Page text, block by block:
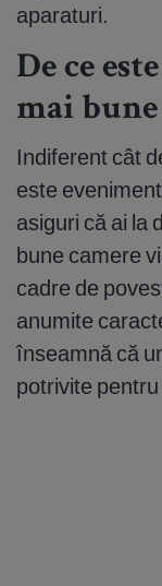
aparaturi.
De ce
mai bune
Indiferent cât
este
asiguri că ai la
bune camere
cadre de
anumite
înseamnă că
potrivite